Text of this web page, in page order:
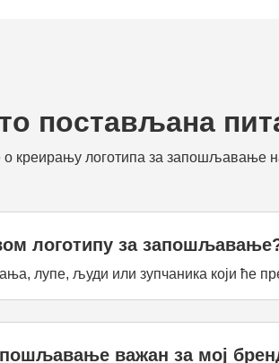
постављана
о креирању логотипа за запошљавање
логотипу за
лупе, људи или зупчаника који ће
важан за мој